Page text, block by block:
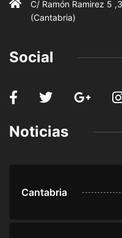
C/ Ramón Ramirez 5
(Cantabria)
Social
Noticias
Cantabria